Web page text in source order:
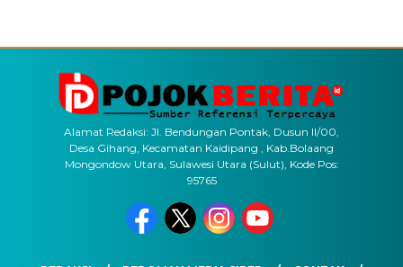
Alamat Redaksi: Jl. Bendungan Pontak, Dusun II/00,
Desa Gihang, Kecamatan Kaidipang , Kab.Bolaang
Mongondow Utara, Sulawesi Utara (Sulut), Kode Pos:
95765